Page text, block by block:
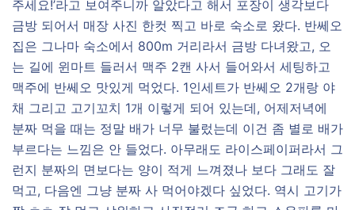
주세요!’라고 보여주니까 알았다고 해서 포장이 생각보다
금방 되어서 매장 사진 한컷 찍고 바로 숙소로 왔다. 반쎄오
집은 그나마 숙소에서 800m 거리라서 금방 다녀왔고, 오
는 길에 윈마트 들러서 맥주 2캔 사서 들어와서 세팅하고
맥주에 반쎄오 맛있게 먹었다. 1인세트가 반쎄오 2개랑 야
채 그리고 고기꼬치 1개 이렇게 되어 있는데, 어제저녁에
분짜 먹을 때는 정말 배가 너무 불렀는데 이건 좀 별로 배가
부르다는 느낌은 안 들었다. 아무래도 라이스페이퍼라서 그
런지 분짜의 면보다는 양이 적게 느껴졌나 보다 그래도 잘
먹고, 다음엔 그냥 분짜 사 먹어야겠다 싶었다. 역시 고기가